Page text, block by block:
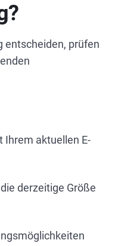
entscheiden, prüfen
aktuellen E-
derzeitige Größe